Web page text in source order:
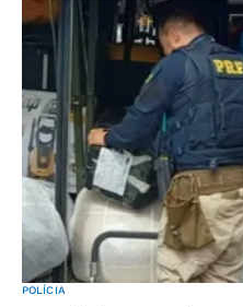
POLÍCIA